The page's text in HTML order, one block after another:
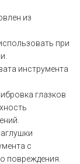
из
при
инструмента
глазков
с
повреждения.